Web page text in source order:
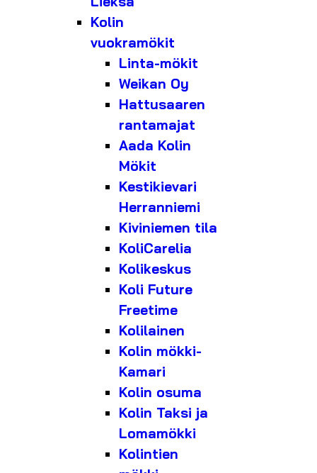
Kolin
vuokramökit
Linta-mökit
Weikan Oy
Hattusaaren
rantamajat
Aada Kolin
Mökit
Kestikievari
Herranniemi
Kiviniemen tila
KoliCarelia
Kolikeskus
Koli Future
Freetime
Kolilainen
Kolin mökki-
Kamari
Kolin osuma
Kolin Taksi ja
Lomamökki
Kolintien